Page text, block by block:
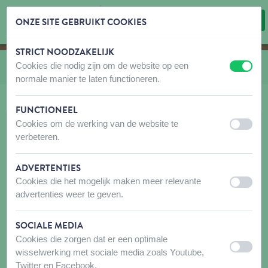
Inhoud overslaan
Taalkeuze overslaan
U bevindt zich hier:
vanAlmo Nature Hond Droog
ONZE SITE GEBRUIKT COOKIES
STRICT NOODZAKELIJK
Cookies die nodig zijn om de website op een
normale manier te laten functioneren.
uit aan
FUNCTIONEEL
Cookies om de werking van de website te
verbeteren.
uit aan
ADVERTENTIES
Cookies die het mogelijk maken meer relevante
advertenties weer te geven.
uit aan
SOCIALE MEDIA
Cookies die zorgen dat er een optimale
wisselwerking met sociale media zoals Youtube,
Twitter en Facebook.
uit aan